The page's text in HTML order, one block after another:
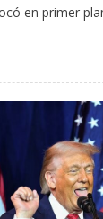
en primer